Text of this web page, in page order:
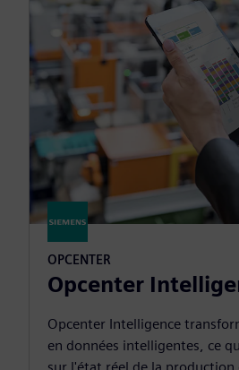
OPCENTER
Opcenter
Opcenter Intelligence
en données intelligentes, ce